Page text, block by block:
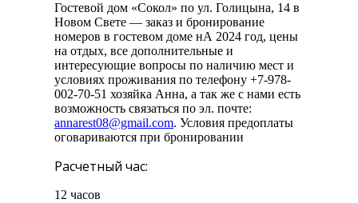
Гостевой дом «Сокол» по ул. Голицына, 14 в
Новом Свете — заказ и бронирование
номеров в гостевом доме нА 2024 год, цены
на отдых, все дополнительные и
интересующие вопросы по наличию мест и
условиях проживания по телефону +7-978-
002-70-51 хозяйка Анна, а так же с нами есть
возможность связаться по эл. почте:
annarest08@gmail.com. Условия предоплаты
оговариваются при бронировании
Расчетный час:
12 часов